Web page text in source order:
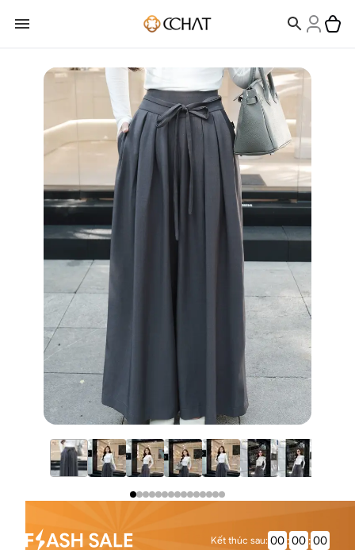
Kết thúc sau: 00 :00:00